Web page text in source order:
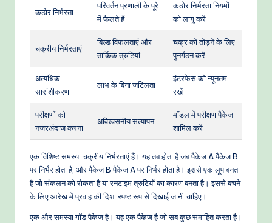
कठोर निर्भरता
परिवर्तन प्रणाली के पूरे
में फैलते हैं
कठोर निर्भरता नियमों
को लागू करें
चक्रीय निर्भरताएं
बिल्ड विफलताएं और
तार्किक त्रुटियां
चक्र को तोड़ने के लिए
पुनर्गठन करें
अत्यधिक
सारांशीकरण
लाभ के बिना जटिलता
इंटरफेस को न्यूनतम
रखें
परीक्षणों को
नजरअंदाज करना
अविश्वसनीय सत्यापन
मॉडल में परीक्षण पैकेज
शामिल करें
एक विशिष्ट समस्या चक्रीय निर्भरताएं हैं। यह तब होता है जब पैकेज A पैकेज B
पर निर्भर होता है, और पैकेज B पैकेज A पर निर्भर होता है। इससे एक लूप बनता
है जो संकलन को रोकता है या रनटाइम त्रुटियों का कारण बनता है। इससे बचने
के लिए आरेख में प्रवाह की दिशा स्पष्ट रूप से दिखाई जानी चाहिए।
एक और समस्या गॉड पैकेज है। यह एक पैकेज है जो सब कुछ समाहित करता है।